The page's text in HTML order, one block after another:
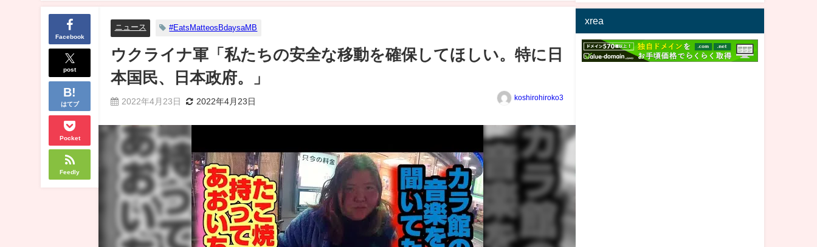
Facebook
post
はてブ
Pocket
Feedly
ニュース #EatsMatteosBdaysaMB
ウクライナ軍「私たちの安全な移動を確保してほしい。特に日
本国民、日本政府。」
2022年4月23日 2022年4月23日 koshirohiroko3
xrea